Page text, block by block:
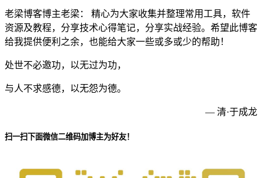
老梁博客博主老梁： 精心为大家收集并整理常用工具，软件
资源及教程，分享技术心得笔记，分享实战经验。希望此博客
给我提供便利之余，也能给大家一些或多或少的帮助！
处世不必邀功，以无过为功，
与人不求感德，以无怨为德。
— 清·于成龙
扫一扫下面微信二维码加博主为好友！